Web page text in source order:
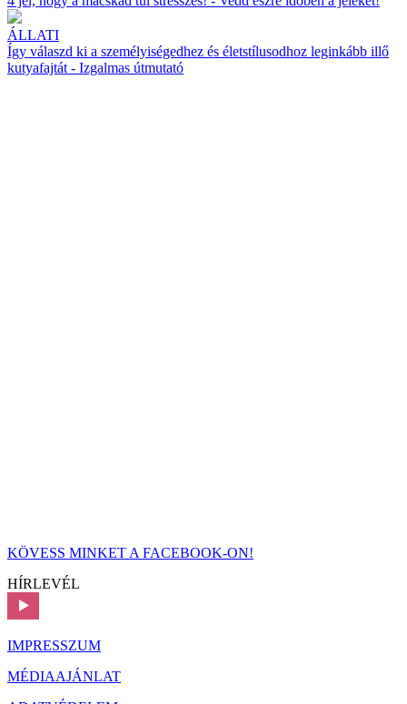
ÁLLATI
Így válaszd ki a személyiségedhez és életstílusodhoz leginkább illő
kutyafajtát - Izgalmas útmutató
KÖVESS MINKET A FACEBOOK-ON!
HÍRLEVÉL
IMPRESSZUM
MÉDIAAJÁNLAT